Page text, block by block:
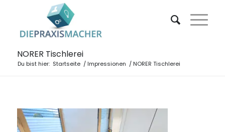
NORER Tischlerei
Du bist hier: Startseite / Impressionen / NORER Tischlerei